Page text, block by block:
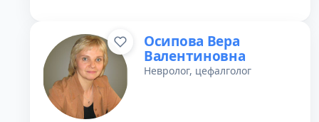
Осипова Вера
Валентиновна
Невролог, цефалголог